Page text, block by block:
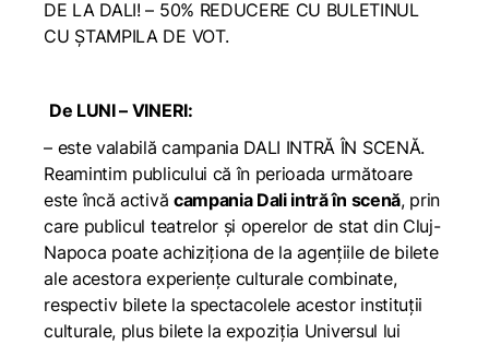
DE LA DALI! – 50% REDUCERE CU BULETINUL
CU ȘTAMPILA DE VOT.
De LUNI – VINERI:
– este valabilă campania DALI INTRĂ ÎN SCENĂ.
Reamintim publicului că în perioada următoare
este încă activă campania Dali intră în scenă, prin
care publicul teatrelor și operelor de stat din Cluj-
Napoca poate achiziționa de la agențiile de bilete
ale acestora experiențe culturale combinate,
respectiv bilete la spectacolele acestor instituții
culturale, plus bilete la expoziția Universul lui